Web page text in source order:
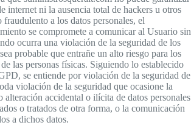
internet ni la ausencia total de hackers u otros
fraudulento a los datos personales, el
se compromete a comunicar al Usuario sin
ocurra una violación de la seguridad de los
probable que entrañe un alto riesgo para los
las personas físicas. Siguiendo lo establecido
se entiende por violación de la seguridad de
violación de la seguridad que ocasione la
alteración accidental o ilícita de datos personales
o tratados de otra forma, o la comunicación
a dichos datos.